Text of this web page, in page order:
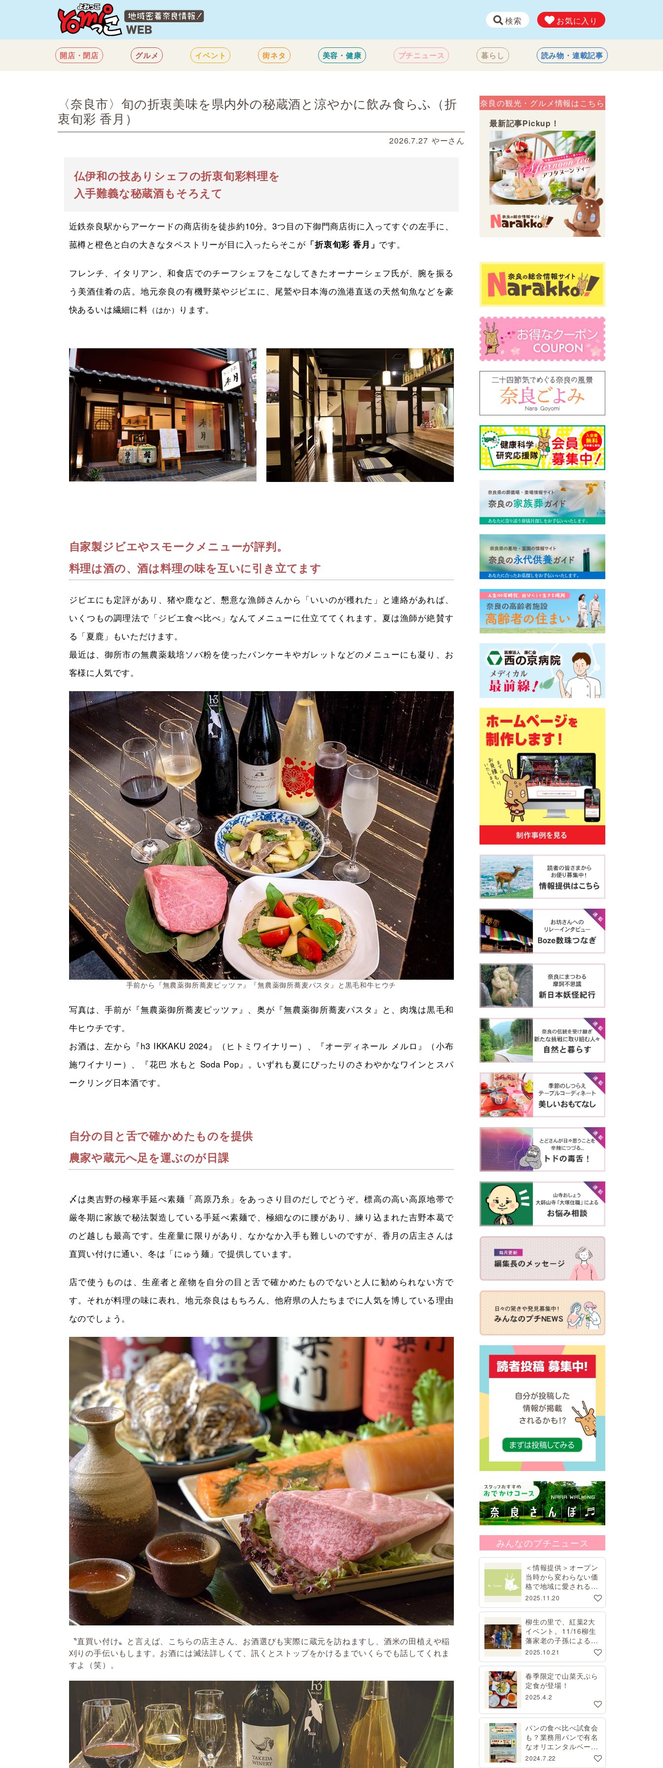
検索 お気に入り
開店・閉店 グルメ イベント 街ネタ 美容・健康 プチニュース 暮らし 読み物・連載記事
〈奈良市〉旬の折衷美味を県内外の秘蔵酒と涼やかに飲み食らふ（折
衷旬彩 香月）
2026.7.27 やーさん
仏伊和の技ありシェフの折衷旬彩料理を
入手難義な秘蔵酒もそろえて
近鉄奈良駅からアーケードの商店街を徒歩約10分。3つ目の下御門商店街に入ってすぐの左手に、
菰樽と橙色と白の大きなタペストリーが目に入ったらそこが 「折衷旬彩 香月」 です。
フレンチ、イタリアン、和食店でのチーフシェフをこなしてきたオーナーシェフ氏が、腕を振る
う美酒佳肴の店。地元奈良の有機野菜やジビエに、尾鷲や日本海の漁港直送の天然旬魚などを豪
快あるいは繊細に料 （はか） ります。
自家製ジビエやスモークメニューが評判。
料理は酒の、酒は料理の味を互いに引き立てます
ジビエにも定評があり、猪や鹿など、懇意な漁師さんから「いいのが穫れた」と連絡があれば、
いくつもの調理法で「ジビエ食べ比べ」なんてメニューに仕立ててくれます。夏は漁師が絶賛す
る「夏鹿」もいただけます。
最近は、御所市の無農薬栽培ソバ粉を使ったパンケーキやガレットなどのメニューにも凝り、お
客様に人気です。
手前から『無農薬御所蕎麦ピッツァ』『無農薬御所蕎麦パスタ』と黒毛和牛ヒウチ
写真は、手前が『無農薬御所蕎麦ピッツァ』、奥が『無農薬御所蕎麦パスタ』と、肉塊は黒毛和
牛ヒウチです。
お酒は、左から『h3 IKKAKU 2024』（ヒトミワイナリー）、『オーディネール メルロ』（小布
施ワイナリー）、『花巴 水もと Soda Pop』。いずれも夏にぴったりのさわやかなワインとスパ
ークリング日本酒です。
自分の目と舌で確かめたものを提供
農家や蔵元へ足を運ぶのが日課
〆は奥吉野の極寒手延べ素麺「髙原乃糸」をあっさり目のだしでどうぞ。標高の高い高原地帯で
厳冬期に家族で秘法製造している手延べ素麺で、極細なのに腰があり、練り込まれた吉野本葛で
のど越しも最高です。生産量に限りがあり、なかなか入手も難しいのですが、香月の店主さんは
直買い付けに通い、冬は「にゅう麺」で提供しています。
店で使うものは、生産者と産物を自分の目と舌で確かめたものでないと人に勧められない方で
す。それが料理の味に表れ、地元奈良はもちろん、他府県の人たちまでに人気を博している理由
なのでしょう。
〝直買い付け〟と言えば、こちらの店主さん、お酒選びも実際に蔵元を訪ねますし、酒米の田植えや稲
刈りの手伝いもします。お酒には滅法詳しくて、訊くとストップをかけるまでいくらでも話してくれま
すよ（笑）。
奈良の観光・グルメ情報はこちら
最新記事Pickup！
みんなのプチニュース
＜情報提供＞オープン
当時から変わらない価
格で地域に愛される昭
和レトロな喫茶店
2025.11.20
柳生の里で、紅葉2大
イベント。11/16柳生
藩家老の子孫による講
演会、11/29コスプレ
2025.10.21
春季限定で山菜天ぷら
定食が登場！
2025.4.2
パンの食べ比べ試食会
も？業務用パンで有名
なオリエンタルベーカ
リーで工場見学開催
2024.7.22